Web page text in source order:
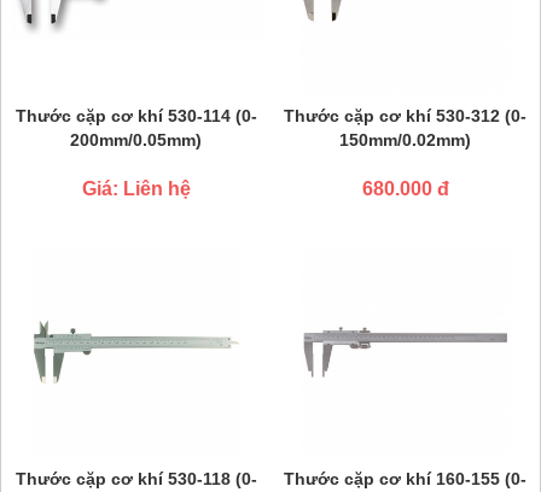
Thước cặp cơ khí 530-114 (0-
200mm/0.05mm)
Giá: Liên hệ
Thước cặp cơ khí 530-312 (0-
150mm/0.02mm)
680.000 đ
Thước cặp cơ khí 530-118 (0-
Thước cặp cơ khí 160-155 (0-